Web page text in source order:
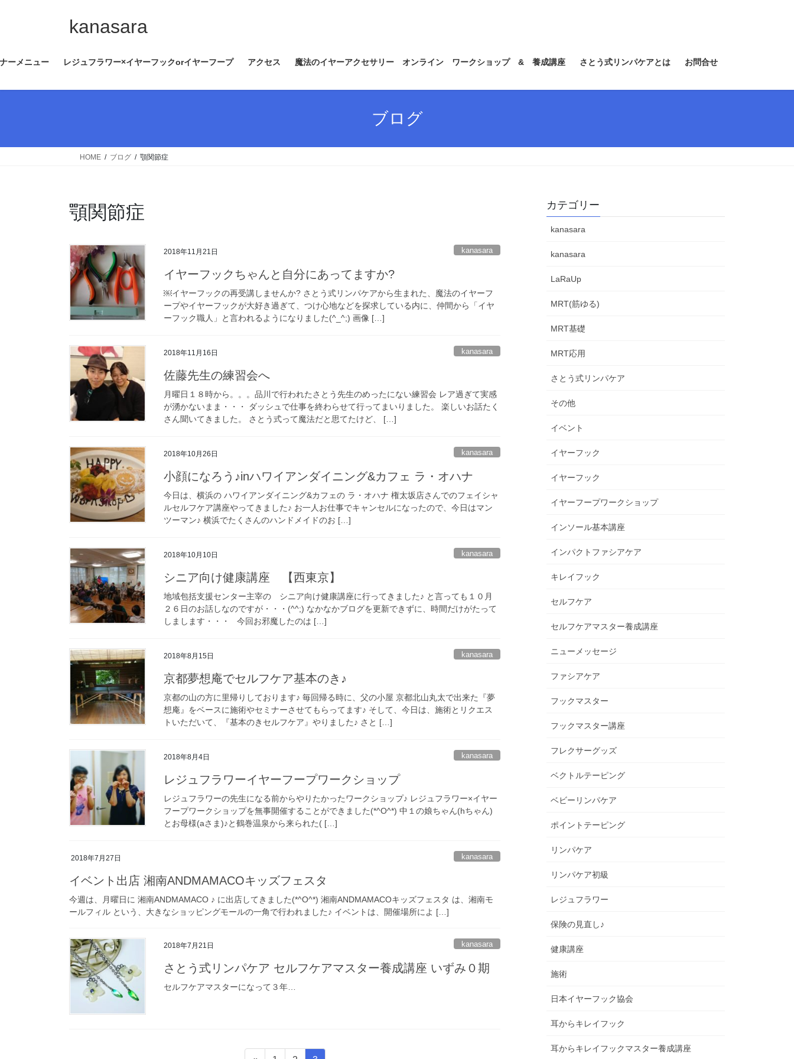
ツ
ス
シ
ン
kanasara
ーメニュー レジュフラワー×イヤーフックorイヤーフープ アクセス 魔法のイヤーアクセサリー オンライン ワークショップ & 養成講座 さとう式リンパケアとは お問合せ
ブログ
HOME ブログ 顎関節症
顎関節症
2018年11月21日 kanasara
イヤーフックちゃんと自分にあってますか?
￼イヤーフックの再受講しませんか? さとう式リンパケアから生まれた、魔法のイヤーフ
ープやイヤーフックが大好き過ぎて、つけ心地などを探求している内に、仲間から「イヤ
ーフック職人」と言われるようになりました(^_^;) 画像 […]
2018年11月16日 kanasara
佐藤先生の練習会へ
月曜日１８時から。。。品川で行われたさとう先生のめったにない練習会 レア過ぎて実感
が湧かないまま・・・ ダッシュで仕事を終わらせて行ってまいりました。 楽しいお話たく
さん聞いてきました。 さとう式って魔法だと思てたけど、 […]
2018年10月26日 kanasara
小顔になろう♪inハワイアンダイニング&カフェ ラ・オハナ
今日は、横浜の ハワイアンダイニング&カフェの ラ・オハナ 権太坂店さんでのフェイシャ
ルセルフケア講座やってきました♪ お一人お仕事でキャンセルになったので、今日はマン
ツーマン♪ 横浜でたくさんのハンドメイドのお […]
2018年10月10日 kanasara
シニア向け健康講座 【西東京】
地域包括支援センター主宰の シニア向け健康講座に行ってきました♪ と言っても１０月
２６日のお話しなのですが・・・(^^;) なかなかブログを更新できずに、時間だけがたって
しまします・・・ 今回お邪魔したのは […]
2018年8月15日 kanasara
京都夢想庵でセルフケア基本のき♪
京都の山の方に里帰りしております♪ 毎回帰る時に、父の小屋 京都北山丸太で出来た『夢
想庵』をベースに施術やセミナーさせてもらってます♪ そして、今日は、施術とリクエス
トいただいて、『基本のきセルフケア』やりました♪ さと […]
2018年8月4日 kanasara
レジュフラワーイヤーフープワークショップ
レジュフラワーの先生になる前からやりたかったワークショップ♪ レジュフラワー×イヤー
フープワークショップを無事開催することができました(*^O^*) 中１の娘ちゃん(hちゃん)
とお母様(aさま)♪と鶴巻温泉から来られた( […]
2018年7月27日 kanasara
イベント出店 湘南ANDMAMACOキッズフェスタ
今週は、月曜日に 湘南ANDMAMACO ♪ に出店してきました(*^O^*) 湘南ANDMAMACOキッズフェスタ は、湘南モ
ールフィル という、大きなショッピングモールの一角で行われました♪ イベントは、開催場所によ […]
2018年7月21日 kanasara
さとう式リンパケア セルフケアマスター養成講座 いずみ０期
セルフケアマスターになって３年…
カテゴリー
kanasara
kanasara
LaRaUp
MRT(筋ゆる)
MRT基礎
MRT応用
さとう式リンパケア
その他
イベント
イヤーフック
イヤーフック
イヤーフープワークショップ
インソール基本講座
インパクトファシアケア
キレイフック
セルフケア
セルフケアマスター養成講座
ニューメッセージ
ファシアケア
フックマスター
フックマスター講座
フレクサーグッズ
ベクトルテーピング
ベビーリンパケア
ポイントテーピング
リンパケア
リンパケア初級
レジュフラワー
保険の見直し♪
健康講座
施術
日本イヤーフック協会
耳からキレイフック
耳からキレイフックマスター養成講座